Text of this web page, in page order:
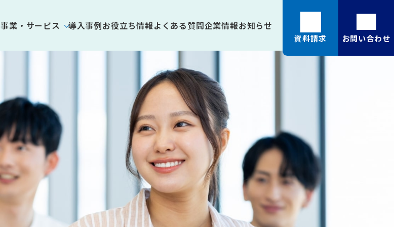
事業・サービス 導入事例お役立ち情報よくある質問企業情報お知らせ
資料請求 お問い合わせ